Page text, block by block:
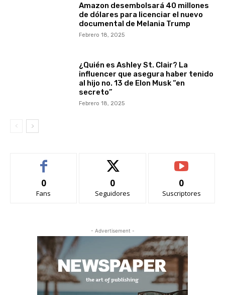
Amazon desembolsará 40 millones
de dólares para licenciar el nuevo
documental de Melania Trump
Febrero 18, 2025
¿Quién es Ashley St. Clair? La
influencer que asegura haber tenido
al hijo no. 13 de Elon Musk “en
secreto”
Febrero 18, 2025
0
Fans
0
Seguidores
0
Suscriptores
- Advertisement -